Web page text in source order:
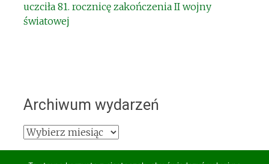
uczciła 81. rocznicę zakończenia II wojny
światowej
Archiwum wydarzeń
Archiwum